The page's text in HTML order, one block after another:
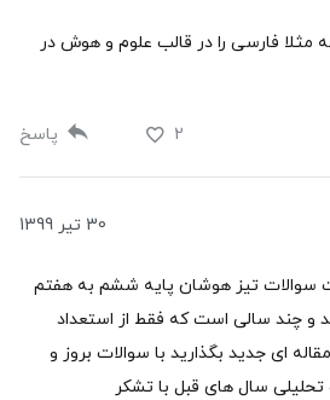
فارسی را در قالب علوم و هوش در
2 پاسخ
30 تیر 1399
سوالات تیز هوشان پایه ششم به هفتم
و چند سالی است که فقط از استعداد
ای جدید بگذارید با سوالات بروز و
سال های قبل با تشکر